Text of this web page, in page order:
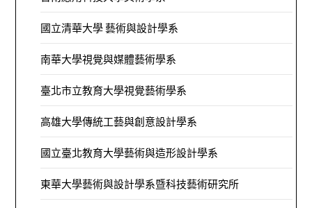
國立清華大學 藝術與設計學系
南華大學視覺與媒體藝術學系
臺北市立教育大學視覺藝術學系
高雄大學傳統工藝與創意設計學系
國立臺北教育大學藝術與造形設計學系
東華大學藝術與設計學系暨科技藝術研究所